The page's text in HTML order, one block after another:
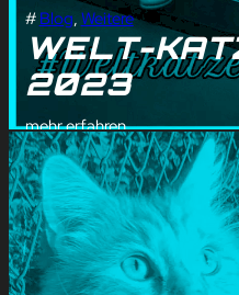
# Blog, Weitere
WELT-
2023
mehr erfahren